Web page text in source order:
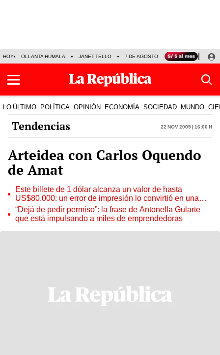
HOY OLLANTA HUMALA JANET TELLO 7 DE AGOSTO TINKA RESULTADOS
LO ÚLTIMO POLÍTICA OPINIÓN ECONOMÍA SOCIEDAD MUNDO
Tendencias 22 Nov 2005 | 16:00 h
Arteidea con Carlos Oquendo
de Amat
Este billete de 1 dólar alcanza un valor de hasta
US$80.000: un error de impresión lo convirtió en una
pieza única que hoy buscan coleccionistas de todo el
mundo
“Dejá de pedir permiso”: la frase de Antonella Gularte
que está impulsando a miles de emprendedoras